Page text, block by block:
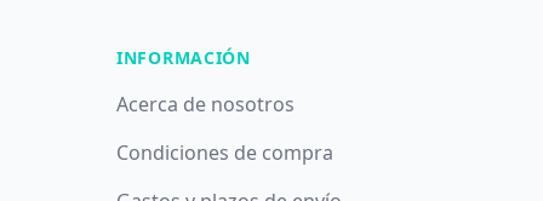
INFORMACIÓN
Acerca de nosotros
Condiciones de compra